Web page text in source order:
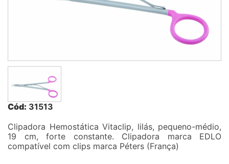
Cód: 31513
Clipadora Hemostática Vitaclip, lilás, pequeno-médio,
19 cm, forte constante. Clipadora marca EDLO
compatível com clips marca Péters (França)